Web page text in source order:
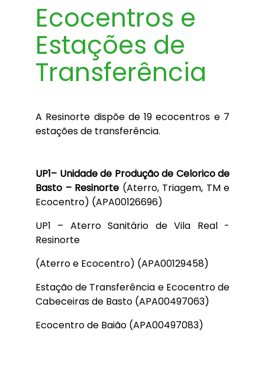
Ecocentros e
Estações de
Transferência
A Resinorte dispõe de 19 ecocentros e 7
estações de transferência.
UP1– Unidade de Produção de Celorico de
Basto – Resinorte (Aterro, Triagem, TM e
Ecocentro) (APA00126696)
UP1 – Aterro Sanitário de Vila Real -
Resinorte
(Aterro e Ecocentro) (APA00129458)
Estação de Transferência e Ecocentro de
Cabeceiras de Basto (APA00497063)
Ecocentro de Baião (APA00497083)